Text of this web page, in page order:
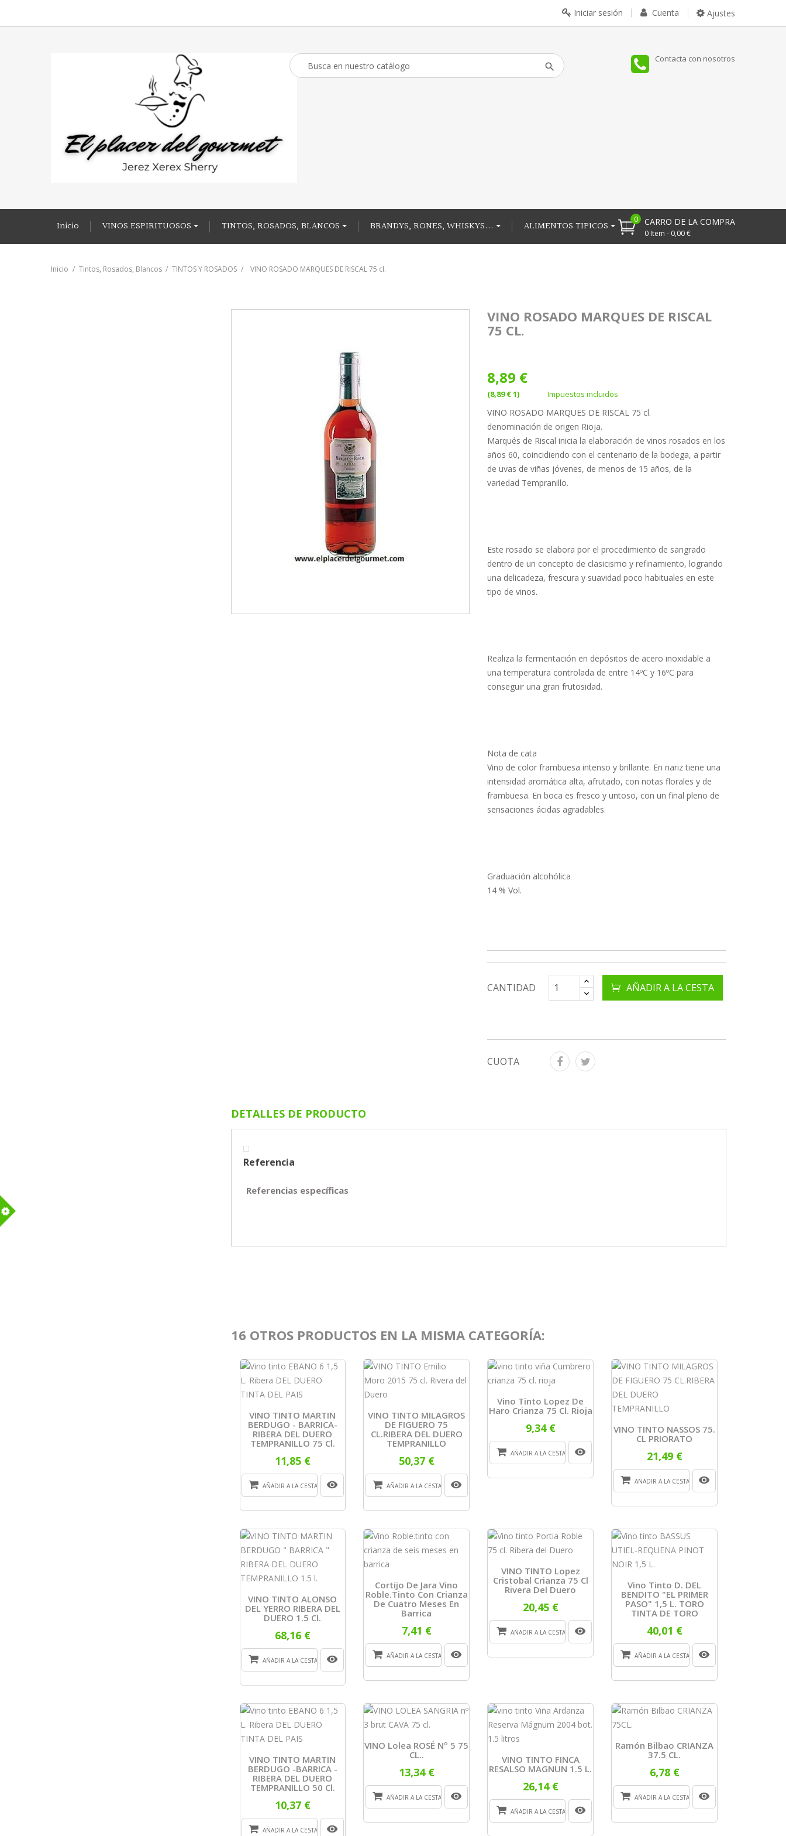
Ajustes
Cuenta
Iniciar sesión
Contacta con nosotros
CARRO DE LA COMPRA
0 Item - 0,00 €
0
Inicio VINOS ESPIRITUOSOS TINTOS, ROSADOS, BLANCOS BRANDYS, RONES, WHISKYS... ALIMENTOS TIPICOS
Inicio Tintos, Rosados, Blancos TINTOS Y ROSADOS VINO ROSADO MARQUES DE RISCAL 75 cl.
VINO ROSADO MARQUES DE RISCAL
75 CL.
8,89 €
(8,89 € 1) Impuestos incluidos
VINO ROSADO MARQUES DE RISCAL 75 cl.
denominación de origen Rioja.
Marqués de Riscal inicia la elaboración de vinos rosados en los
años 60, coincidiendo con el centenario de la bodega, a partir
de uvas de viñas jóvenes, de menos de 15 años, de la
variedad Tempranillo.
Este rosado se elabora por el procedimiento de sangrado
dentro de un concepto de clasicismo y refinamiento, logrando
una delicadeza, frescura y suavidad poco habituales en este
tipo de vinos.
Realiza la fermentación en depósitos de acero inoxidable a
una temperatura controlada de entre 14ºC y 16ºC para
conseguir una gran frutosidad.
Nota de cata
Vino de color frambuesa intenso y brillante. En nariz tiene una
intensidad aromática alta, afrutado, con notas florales y de
frambuesa. En boca es fresco y untoso, con un final pleno de
sensaciones ácidas agradables.
Graduación alcohólica
14 % Vol.
CANTIDAD AÑADIR A LA CESTA
CUOTA
DETALLES DE PRODUCTO
Referencia
Referencias específicas
16 OTROS PRODUCTOS EN LA MISMA CATEGORÍA:
VINO TINTO MARTIN
BERDUGO - BARRICA-
RIBERA DEL DUERO
TEMPRANILLO 75 Cl.
11,85 €
AÑADIR A LA CESTA
VINO TINTO MILAGROS
DE FIGUERO 75
CL.RIBERA DEL DUERO
TEMPRANILLO
50,37 €
AÑADIR A LA CESTA
Vino Tinto Lopez De
Haro Crianza 75 Cl. Rioja
9,34 €
AÑADIR A LA CESTA
VINO TINTO NASSOS 75.
CL PRIORATO
21,49 €
AÑADIR A LA CESTA
VINO TINTO ALONSO
DEL YERRO RIBERA DEL
DUERO 1.5 Cl.
68,16 €
AÑADIR A LA CESTA
Cortijo De Jara Vino
Roble.tinto Con Crianza
De Cuatro Meses En
Barrica
7,41 €
AÑADIR A LA CESTA
VINO TINTO Lopez
Cristobal Crianza 75 Cl
Rivera Del Duero
20,45 €
AÑADIR A LA CESTA
Vino Tinto D. DEL
BENDITO "EL PRIMER
PASO" 1,5 L. TORO
TINTA DE TORO
40,01 €
AÑADIR A LA CESTA
VINO TINTO MARTIN
BERDUGO -BARRICA -
RIBERA DEL DUERO
TEMPRANILLO 50 Cl.
10,37 €
AÑADIR A LA CESTA
VINO Lolea ROSÉ Nº 5 75
CL..
13,34 €
AÑADIR A LA CESTA
VINO TINTO FINCA
RESALSO MAGNUN 1.5 L.
26,14 €
AÑADIR A LA CESTA
Ramón Bilbao CRIANZA
37.5 CL.
6,78 €
AÑADIR A LA CESTA